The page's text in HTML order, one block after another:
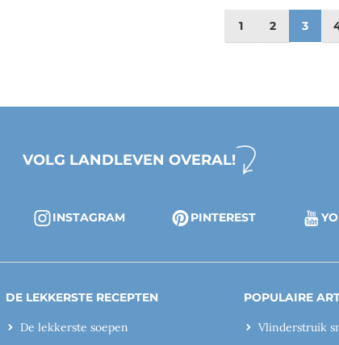
1 2 3
VOLG LANDLEVEN OVERAL!
INSTAGRAM PINTEREST
DE LEKKERSTE RECEPTEN
De lekkerste soepen
POPULAIRE
Vlinderstruik